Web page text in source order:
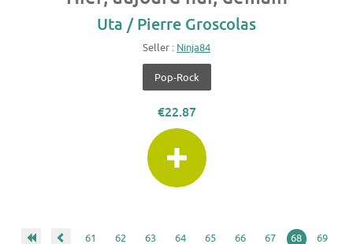
Uta / Pierre Groscolas
Seller : Ninja84
Pop-Rock
€22.87
61 62 63 64 65 66 67 68
69